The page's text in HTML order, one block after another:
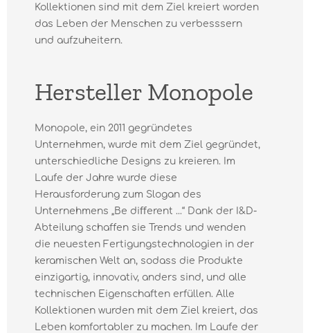
Kollektionen sind mit dem Ziel kreiert worden
das Leben der Menschen zu verbesssern
und aufzuheitern.
Hersteller Monopole
Monopole, ein 2011 gegründetes
Unternehmen, wurde mit dem Ziel gegründet,
unterschiedliche Designs zu kreieren. Im
Laufe der Jahre wurde diese
Herausforderung zum Slogan des
Unternehmens „Be diﬀerent ...“ Dank der I&D-
Abteilung schaffen sie Trends und wenden
die neuesten Fertigungstechnologien in der
keramischen Welt an, sodass die Produkte
einzigartig, innovativ, anders sind, und alle
technischen Eigenschaften erfüllen. Alle
Kollektionen wurden mit dem Ziel kreiert, das
Leben komfortabler zu machen. Im Laufe der